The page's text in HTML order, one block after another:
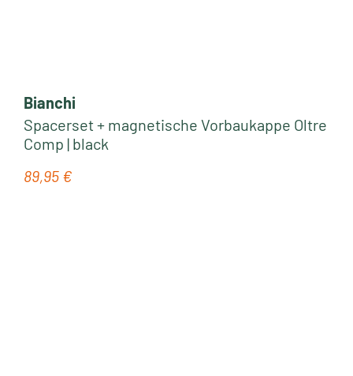
Bianchi
Spacerset + magnetische Vorbaukappe Oltre
Comp | black
Regulärer Preis:
89,95 €